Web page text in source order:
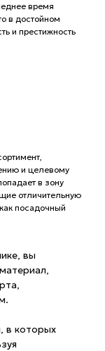
время
в достойном
и престижность
и целевому
в зону
отличительную
посадочный
вы
в которых